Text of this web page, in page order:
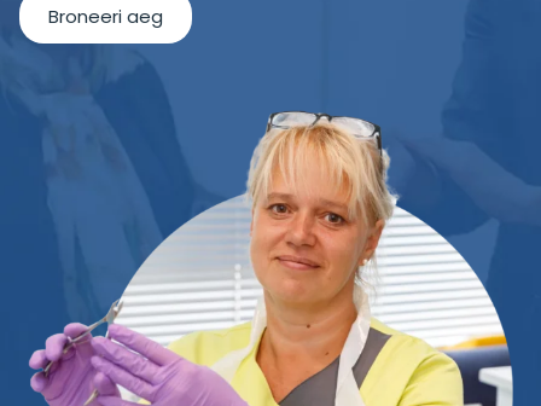
Broneeri aeg